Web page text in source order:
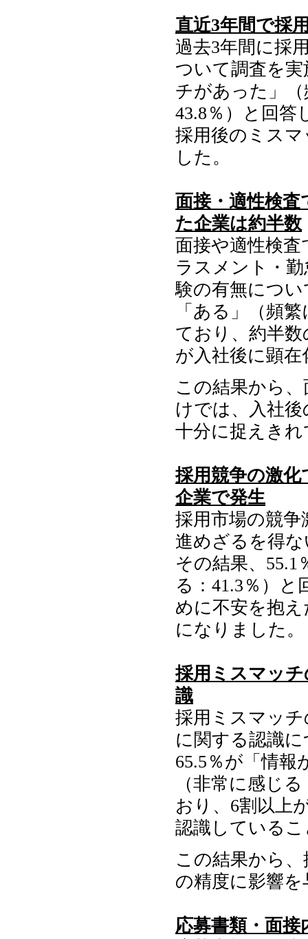
直近3年間で採
過去3年間に採
ついて調査を
チがあった」
43.8％）と回答
採用後のミス
した。
面接・適性検
た企業は約半数
面接や適性検
ラスメント・
験の有無につ
「ある」（頻
ており、約半
が入社後に顕
この結果から
けでは、入社
十分に捉えき
採用競争の激
企業で発生
採用市場の競
進めざるを得
その結果、55.1
る：41.3％）
めに不安を抱
になりました。
採用ミスマッチ
識
採用ミスマッ
に関する認識
65.5％が「情
（非常に感じ
おり、6割以上
認識している
この結果から
の精度に影響
応募書類・面接